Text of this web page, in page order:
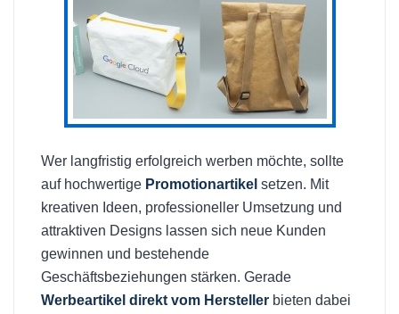
Wer langfristig erfolgreich werben möchte, sollte
auf hochwertige Promotionartikel setzen. Mit
kreativen Ideen, professioneller Umsetzung und
attraktiven Designs lassen sich neue Kunden
gewinnen und bestehende
Geschäftsbeziehungen stärken. Gerade
Werbeartikel direkt vom Hersteller bieten dabei